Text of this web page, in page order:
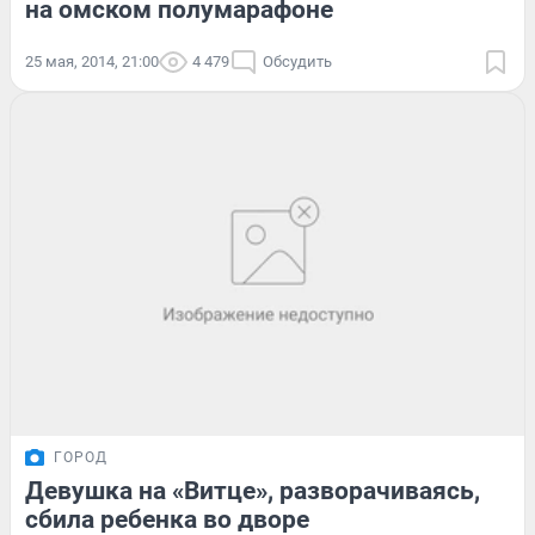
на омском полумарафоне
25 мая, 2014, 21:00 4 479 Обсудить
ГОРОД
Девушка на «Витце», разворачиваясь,
сбила ребенка во дворе